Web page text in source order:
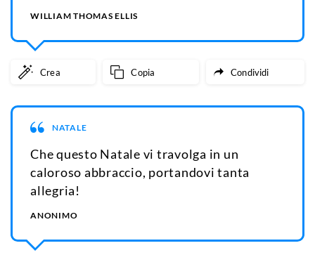
WILLIAM THOMAS ELLIS
Crea Copia Condividi
NATALE
Che questo Natale vi travolga in un
caloroso abbraccio, portandovi tanta
allegria!
ANONIMO